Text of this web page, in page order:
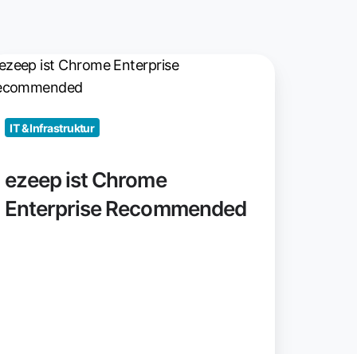
IT & Infrastruktur
ezeep ist Chrome
Enterprise Recommended